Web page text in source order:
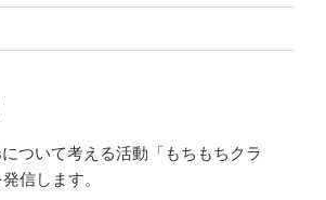
ついて考える活動「もちもちクラ
信します。